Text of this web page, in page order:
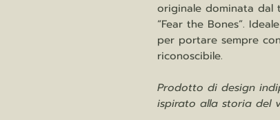
originale dominata dal
“Fear the Bones”.
per portare sempre
riconoscibile.
Prodotto di design
ispirato alla storia del